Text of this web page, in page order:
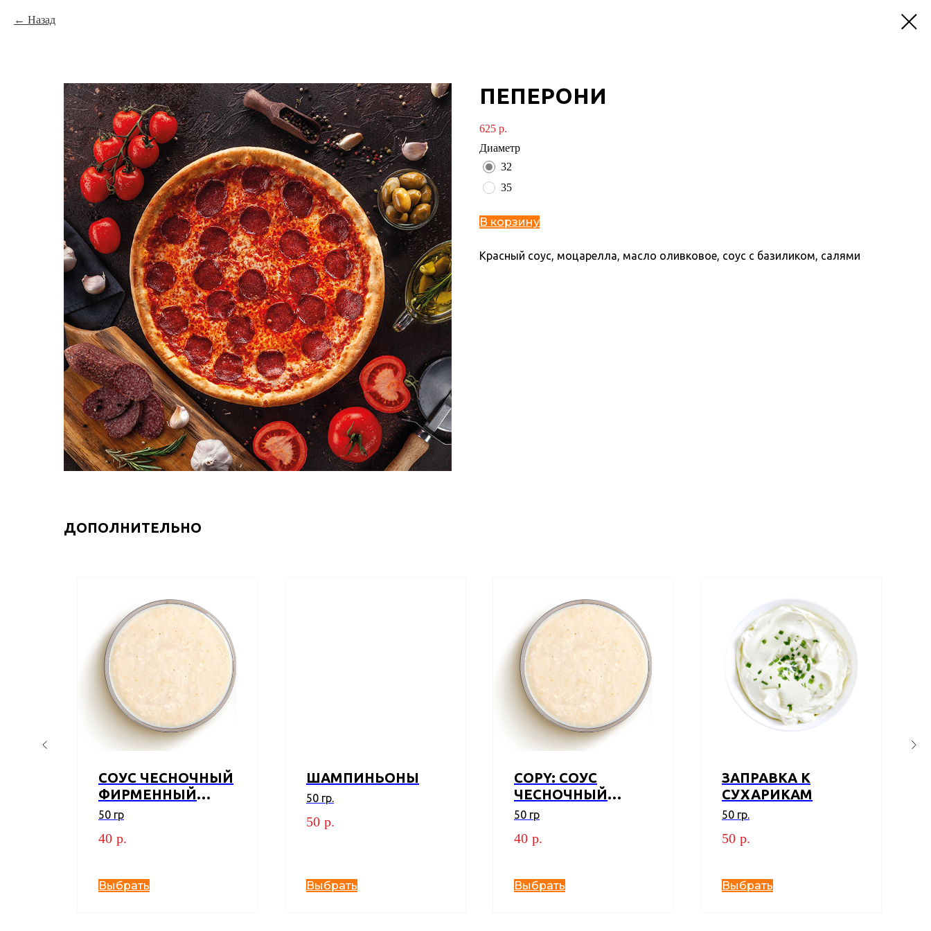
Назад
ПЕПЕРОНИ
625 р.
Диаметр
32
35
В корзину
Красный соус, моцарелла, масло оливковое, соус с базиликом, салями
ДОПОЛНИТЕЛЬНО
СОУС ЧЕСНОЧНЫЙ
ФИРМЕННЫЙ
"ПРОБКА"
50 гр
40 р.
Выбрать
ШАМПИНЬОНЫ
50 гр.
50 р.
Выбрать
COPY: СОУС
ЧЕСНОЧНЫЙ
ФИРМЕННЫЙ
50 гр
40 р.
Выбрать
ЗАПРАВКА К
СУХАРИКАМ
50 гр.
50 р.
Выбрать